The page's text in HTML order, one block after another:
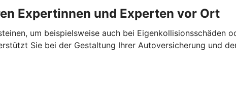
Expertinnen und Experten vor Ort
um beispielsweise auch bei Eigenkollisionsschäden
Sie bei der Gestaltung Ihrer Autoversicherung und